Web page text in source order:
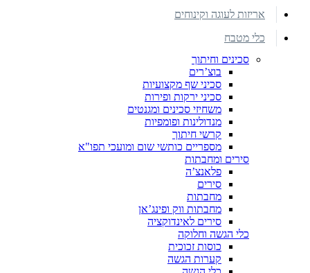
אריזות לעוגה וקינוחים
כלי מטבח
סכינים וחיתוך
בוצ’רים
סכיני שף מקצועיות
סכיני ירקות ופירות
משחיזי סכינים ומגנטים
מנדולינות ופומפיות
קרשי חיתוך
מספריים כותשי שום ומועכי תפו"א
סירים ומחבתות
פלאנצ’ה
סירים
מחבתות
מחבתות ווק ופינג’אן
סירים לאינדוקציה
כלי הגשה וחלוקה
כוסות זכוכית
קערות הגשה